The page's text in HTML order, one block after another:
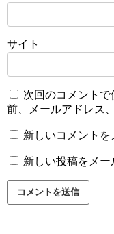
サイト
次回のコメント
前、メールアドレス
新しいコメントを
新しい投稿をメー